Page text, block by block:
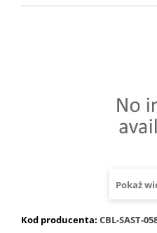
Pokaż
Kod producenta: CBL-SAST-